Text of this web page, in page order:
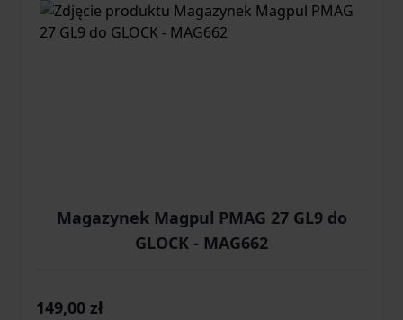
Magazynek Magpul PMAG 27 GL9 do
GLOCK - MAG662
149,00 zł